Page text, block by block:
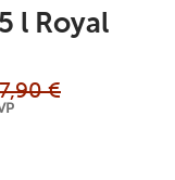
l Royal
€